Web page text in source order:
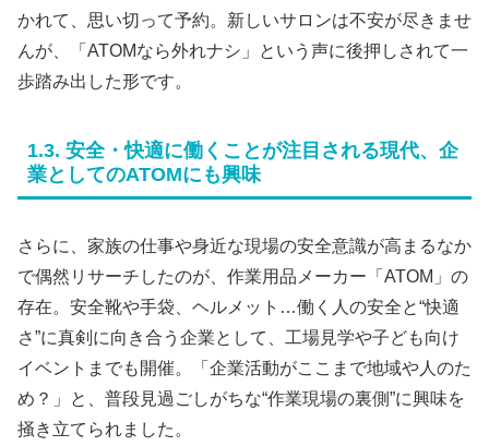
かれて、思い切って予約。新しいサロンは不安が尽きませ
んが、「ATOMなら外れナシ」という声に後押しされて一
歩踏み出した形です。
1.3. 安全・快適に働くことが注目される現代、企
業としてのATOMにも興味
さらに、家族の仕事や身近な現場の安全意識が高まるなか
で偶然リサーチしたのが、作業用品メーカー「ATOM」の
存在。安全靴や手袋、ヘルメット…働く人の安全と“快適
さ”に真剣に向き合う企業として、工場見学や子ども向け
イベントまでも開催。「企業活動がここまで地域や人のた
め？」と、普段見過ごしがちな“作業現場の裏側”に興味を
掻き立てられました。